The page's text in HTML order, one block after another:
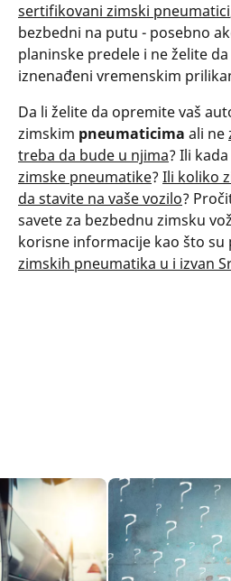
sertifikovani zimski pneumatici
bezbedni na putu - posebno
planinske predele i ne želite
iznenađeni vremenskim
Da li želite da opremite vaš
zimskim pneumaticima ali ne
treba da bude u njima? Ili
zimske pneumatike?Ili koliko
da stavite na vaše vozilo?
savete za bezbednu zimsku
korisne informacije kao što su
zimskih pneumatika u i izvan